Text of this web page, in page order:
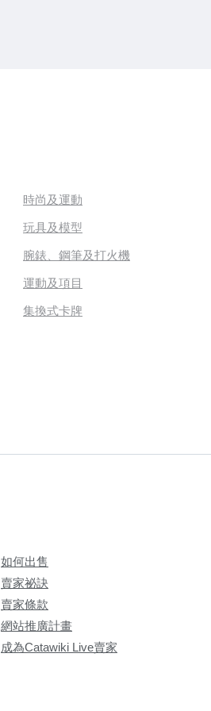
時尚及運動
玩具及模型
腕錶、鋼筆及打火機
運動及項目
集換式卡牌
如何出售
賣家祕訣
賣家條款
網站推廣計畫
成為Catawiki Live賣家